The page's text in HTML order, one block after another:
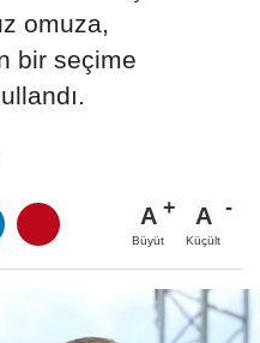
omuza,
bir seçime
A
Büyüt
A
Küçült